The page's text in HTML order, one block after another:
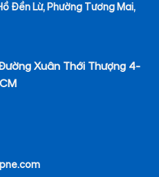
Đền Lừ, Phường Tương Mai,
Xuân Thới Thượng 4-